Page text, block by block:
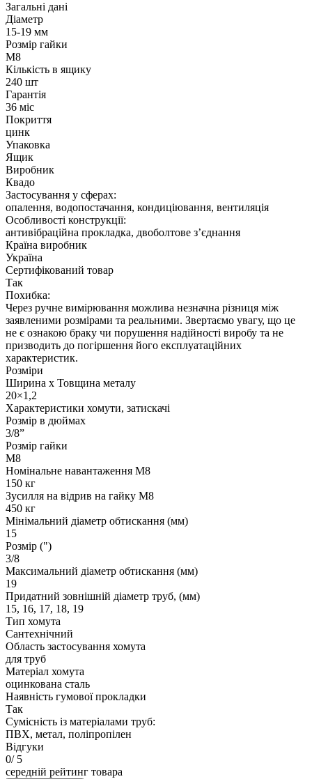
Загальні дані
Діаметр
15-19 мм
Розмір гайки
М8
Кількість в ящику
240 шт
Гарантія
36 міс
Покриття
цинк
Упаковка
Ящик
Виробник
Квадо
Застосування у сферах:
опалення, водопостачання, кондиціювання, вентиляція
Особливості конструкції:
антивібраційна прокладка, двоболтове з’єднання
Країна виробник
Україна
Сертифікований товар
Так
Похибка:
Через ручне вимірювання можлива незначна різниця між
заявленими розмірами та реальними. Звертаємо увагу, що це
не є ознакою браку чи порушення надійності виробу та не
призводить до погіршення його експлуатаційних
характеристик.
Розміри
Ширина х Товщина металу
20×1,2
Характеристики хомути, затискачі
Розмір в дюймах
3/8”
Розмір гайки
М8
Номінальне навантаження М8
150 кг
Зусилля на відрив на гайку М8
450 кг
Мінімальний діаметр обтискання (мм)
15
Розмір (")
3/8
Максимальний діаметр обтискання (мм)
19
Придатний зовнішній діаметр труб, (мм)
15, 16, 17, 18, 19
Тип хомута
Сантехнічний
Область застосування хомута
для труб
Матеріал хомута
оцинкована сталь
Наявність гумової прокладки
Так
Сумісність із матеріалами труб:
ПВХ, метал, поліпропілен
Відгуки
0/ 5
середній рейтинг товара